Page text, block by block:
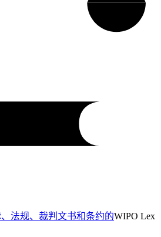
法规、裁判文书和条约的WIPO Lex